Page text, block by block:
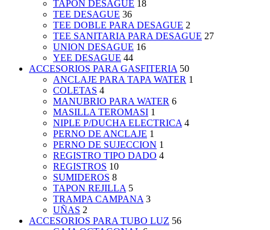
TAPON DESAGUE 18
TEE DESAGUE 36
TEE DOBLE PARA DESAGUE 2
TEE SANITARIA PARA DESAGUE 27
UNION DESAGUE 16
YEE DESAGUE 44
ACCESORIOS PARA GASFITERIA 50
ANCLAJE PARA TAPA WATER 1
COLETAS 4
MANUBRIO PARA WATER 6
MASILLA TEROMASI 1
NIPLE P/DUCHA ELECTRICA 4
PERNO DE ANCLAJE 1
PERNO DE SUJECCION 1
REGISTRO TIPO DADO 4
REGISTROS 10
SUMIDEROS 8
TAPON REJILLA 5
TRAMPA CAMPANA 3
UÑAS 2
ACCESORIOS PARA TUBO LUZ 56